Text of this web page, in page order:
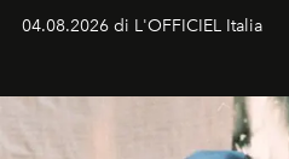
colonna sonora della stagione.
04.08.2026 di L'OFFICIEL Italia